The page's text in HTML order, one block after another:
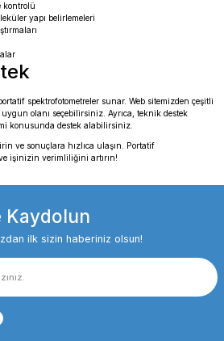
kontrolü
yapı belirlemeleri
spektrofotometreler sunar. Web sitemizden çeşitli
olanı seçebilirsiniz. Ayrıca, teknik destek
konusunda destek alabilirsiniz.
ve sonuçlara hızlıca ulaşın. Portatif
işinizin verimliliğini artırın!
Kaydolun
ilk sizin haberiniz olsun!